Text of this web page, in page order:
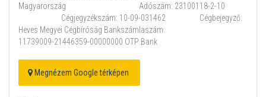
Magyarország Adószám: 23100118-2-10
Cégjegyzékszám: 10-09-031462 Cégbejegyző:
Heves Megyei Cégbíróság Bankszámlaszám:
11739009-21446359-00000000 OTP Bank
Megnézem Google térképen